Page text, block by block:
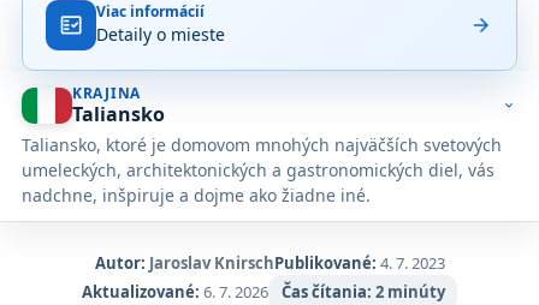
na
základe
1 721
hodnotení
na
Google
Maps.
fact_check Viac informácií
Detaily o mieste arrow_forward
KRAJINA
Taliansko
Taliansko, ktoré je domovom mnohých najväčších svetových
umeleckých, architektonických a gastronomických diel, vás
nadchne, inšpiruje a dojme ako žiadne iné.
expand_more
Autor: Jaroslav KnirschPublikované: 4. 7. 2023
Aktualizované: 6. 7. 2026 Čas čítania: 2 minúty